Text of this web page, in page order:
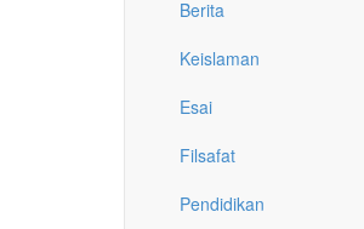
Berita
Keislaman
Esai
Filsafat
Pendidikan